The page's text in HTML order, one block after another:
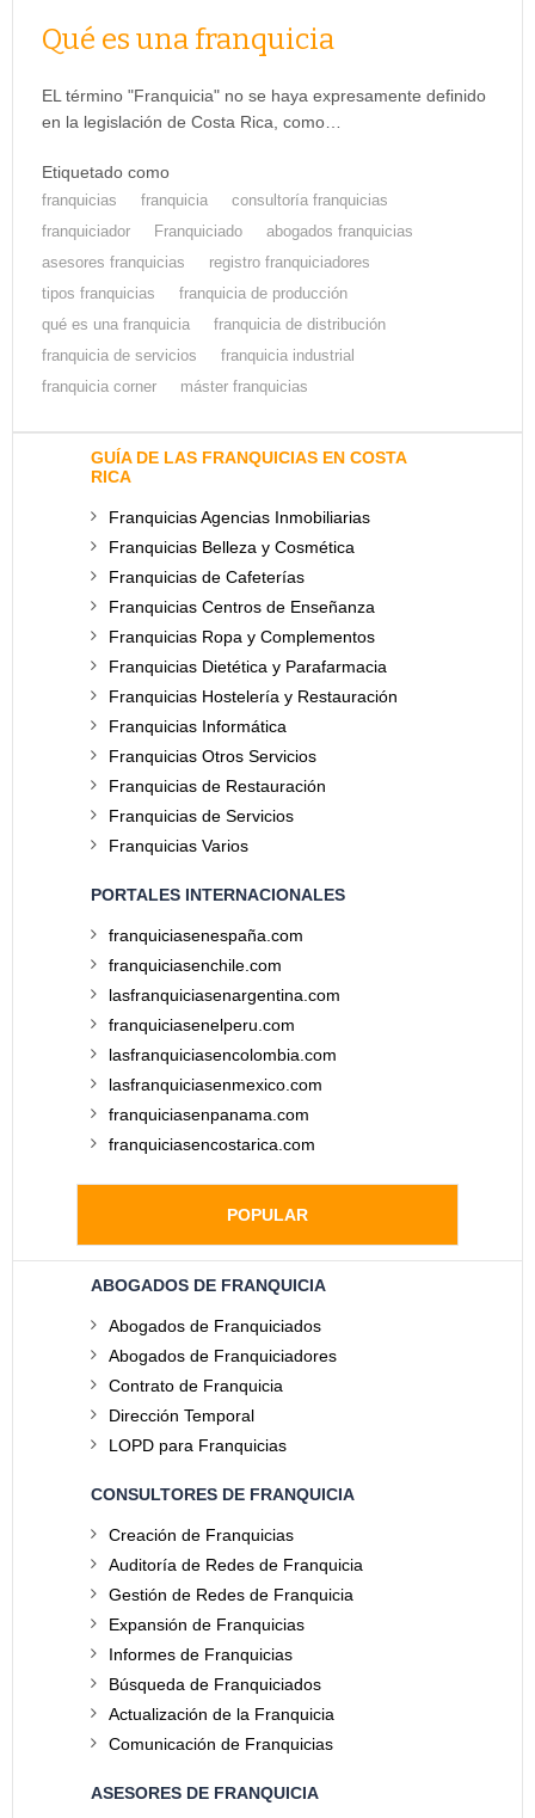
Qué es una franquicia
EL término "Franquicia" no se haya expresamente definido
en la legislación de Costa Rica, como…
Etiquetado como
franquicias franquicia
consultoría franquicias
franquiciador
Franquiciado
abogados franquicias
asesores franquicias
registro franquiciadores
tipos franquicias
franquicia de producción
qué es una franquicia
franquicia de distribución
franquicia de servicios
franquicia industrial
franquicia corner
máster franquicias
GUÍA DE LAS FRANQUICIAS EN COSTA
RICA
Franquicias Agencias Inmobiliarias
Franquicias Belleza y Cosmética
Franquicias de Cafeterías
Franquicias Centros de Enseñanza
Franquicias Ropa y Complementos
Franquicias Dietética y Parafarmacia
Franquicias Hostelería y Restauración
Franquicias Informática
Franquicias Otros Servicios
Franquicias de Restauración
Franquicias de Servicios
Franquicias Varios
PORTALES INTERNACIONALES
franquiciasenespaña.com
franquiciasenchile.com
lasfranquiciasenargentina.com
franquiciasenelperu.com
lasfranquiciasencolombia.com
lasfranquiciasenmexico.com
franquiciasenpanama.com
franquiciasencostarica.com
POPULAR
ABOGADOS DE FRANQUICIA
Abogados de Franquiciados
Abogados de Franquiciadores
Contrato de Franquicia
Dirección Temporal
LOPD para Franquicias
CONSULTORES DE FRANQUICIA
Creación de Franquicias
Auditoría de Redes de Franquicia
Gestión de Redes de Franquicia
Expansión de Franquicias
Informes de Franquicias
Búsqueda de Franquiciados
Actualización de la Franquicia
Comunicación de Franquicias
ASESORES DE FRANQUICIA